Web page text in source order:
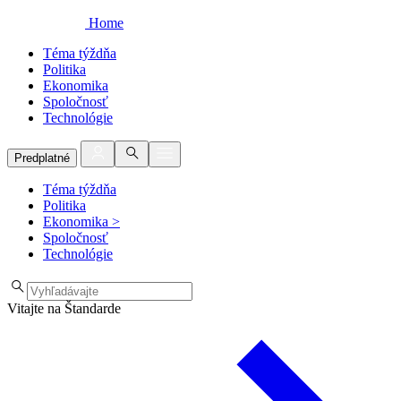
Home
Téma týždňa
Politika
Ekonomika
Spoločnosť
Technológie
Predplatné
Téma týždňa
Politika
Ekonomika >
Spoločnosť
Technológie
Vitajte na Štandarde